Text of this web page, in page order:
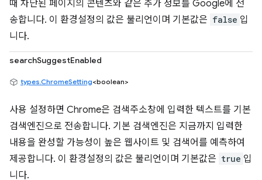
때 차단된 페이지의 콘텐츠와 같은 추가 정보를 Google에 전
송합니다. 이 환경설정의 값은 불리언이며 기본값은 false 입
니다.
searchSuggestEnabled
types.ChromeSetting<boolean>
사용 설정하면 Chrome은 검색주소창에 입력한 텍스트를 기본
검색엔진으로 전송합니다. 기본 검색엔진은 지금까지 입력한
내용을 완성할 가능성이 높은 웹사이트 및 검색어를 예측하여
제공합니다. 이 환경설정의 값은 불리언이며 기본값은 true 입
니다.